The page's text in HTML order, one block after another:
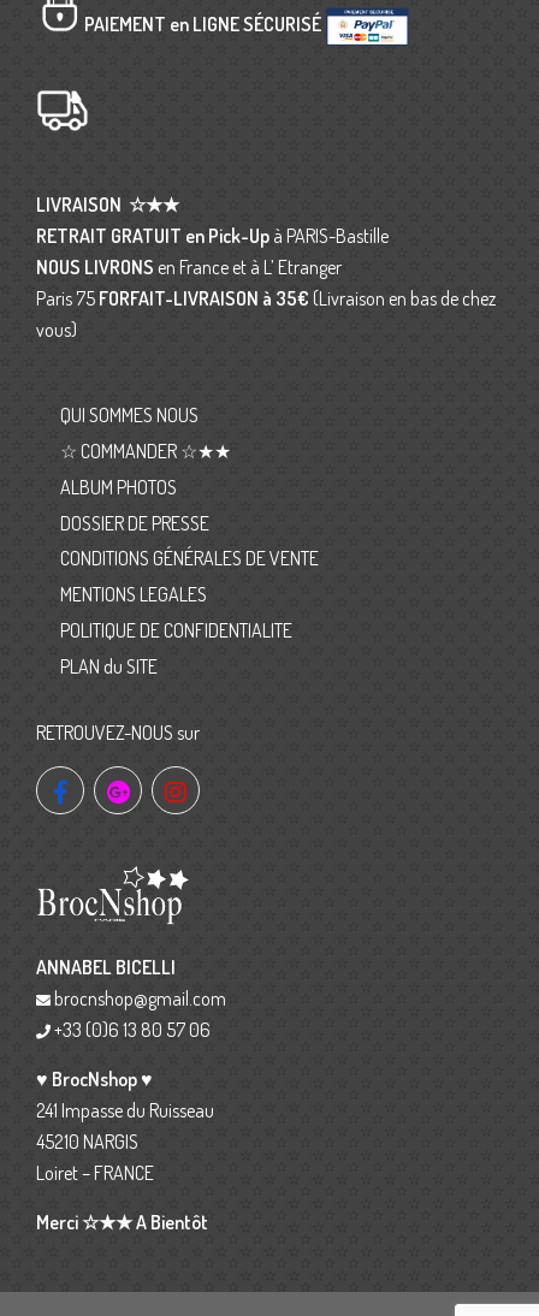
PAIEMENT en LIGNE SÉCURISÉ
LIVRAISON ☆★★
RETRAIT GRATUIT en Pick-Up à PARIS-Bastille
NOUS LIVRONS en France et à L’ Etranger
Paris 75 FORFAIT-LIVRAISON à 35€ (Livraison en bas de chez
vous)
QUI SOMMES NOUS
☆ COMMANDER ☆★★
ALBUM PHOTOS
DOSSIER DE PRESSE
CONDITIONS GÉNÉRALES DE VENTE
MENTIONS LEGALES
POLITIQUE DE CONFIDENTIALITE
PLAN du SITE
RETROUVEZ-NOUS sur
ANNABEL BICELLI
brocnshop@gmail.com
+33 (0)6 13 80 57 06
♥ BrocNshop ♥
241 Impasse du Ruisseau
45210 NARGIS
Loiret – FRANCE
Merci ☆★★ A Bientôt